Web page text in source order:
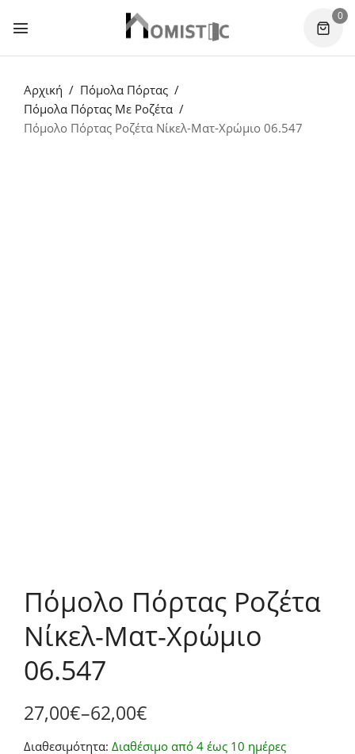
0
Αρχική
Πόμολα Πόρτας
Πόμολα Πόρτας Με Ροζέτα
Πόμολο Πόρτας Ροζέτα Νίκελ-Ματ-Χρώμιο 06.547
Πόμολο Πόρτας Ροζέτα
Νίκελ-Ματ-Χρώμιο
06.547
27,00€–62,00€
Price
Διαθεσιμότητα: Διαθέσιμο από 4 έως 10 ημέρες